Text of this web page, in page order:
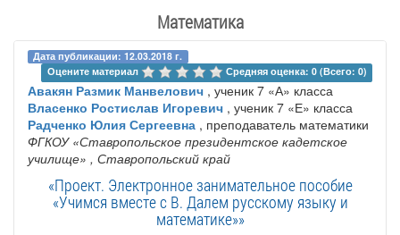
Математика
Дата публикации: 12.03.2018 г.
Оцените материал
Средняя оценка: 0 (Всего: 0)
Авакян Размик Манвелович , ученик 7 «А» класса
Власенко Ростислав Игоревич , ученик 7 «Е» класса
Радченко Юлия Сергеевна , преподаватель математики
ФГКОУ «Ставропольское президентское кадетское
училище» , Ставропольский край
«Проект. Электронное занимательное пособие
«Учимся вместе с В. Далем русскому языку и
математике»»